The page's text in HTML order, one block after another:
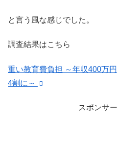
と言う風な感じでした。
調査結果はこちら
重い教育費負担 ～年収400万
4割に～
スポンサ